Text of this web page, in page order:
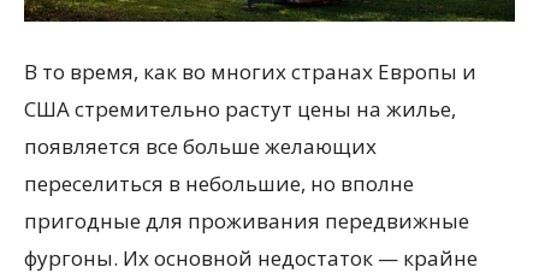
В то время, как во многих странах Европы и
США стремительно растут цены на жилье,
появляется все больше желающих
переселиться в небольшие, но вполне
пригодные для проживания передвижные
фургоны. Их основной недостаток — крайне